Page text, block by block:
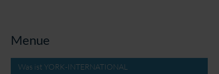
Menue
Was ist YORK-INTERNATIONAL